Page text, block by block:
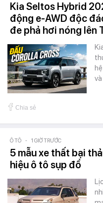
Kia Seltos Hybrid
động e-AWD độc
đe phả hơi nóng lên
Chia sẻ
Ô TÔ - 1 GIỜ TRƯỚC
5 mẫu xe thất bại
hiệu ô tô sụp đổ